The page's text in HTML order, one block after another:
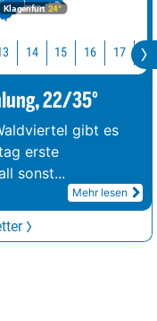
Klagenfurt 24°
14 15 16 17 18
22/35°
gibt es
erste
sonst...
Mehr lesen